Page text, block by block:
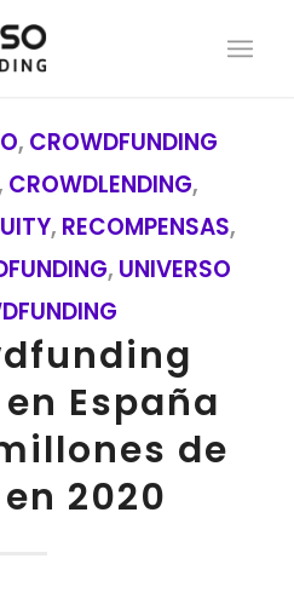
, CROWDFUNDING
CROWDLENDING,
, RECOMPENSAS,
, UNIVERSO
España
de
2020